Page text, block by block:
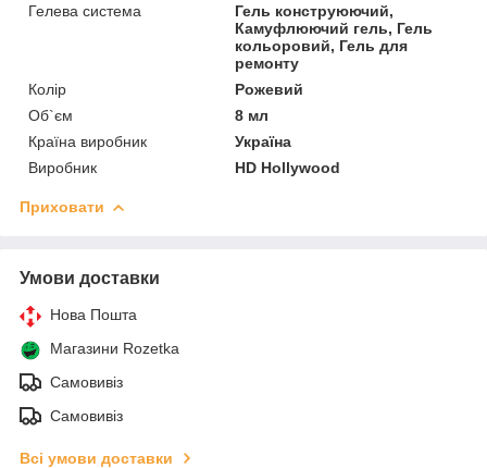
Гелева система
Гель конструюючий,
Камуфлюючий гель, Гель
кольоровий, Гель для
ремонту
Колір
Рожевий
Об`єм
8 мл
Країна виробник
Україна
Виробник
HD Hollywood
Приховати
Умови доставки
Нова Пошта
Магазини Rozetka
Самовивіз
Самовивіз
Всі умови доставки